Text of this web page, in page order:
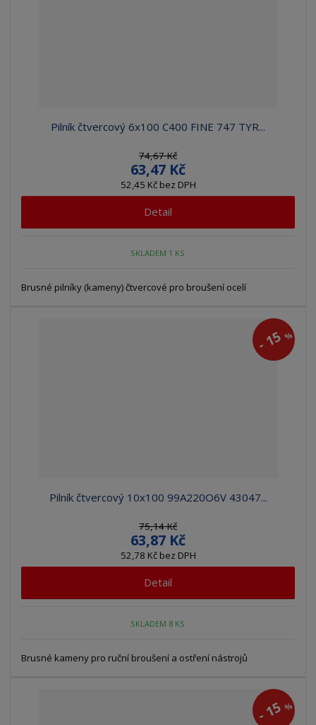
Pilník čtvercový 6x100 C400 FINE 747 TYR...
74,67 Kč
63,47 Kč
52,45 Kč bez DPH
Detail
SKLADEM 1 KS
Brusné pilníky (kameny) čtvercové pro broušení ocelí
-15%
Pilník čtvercový 10x100 99A220O6V 43047...
75,14 Kč
63,87 Kč
52,78 Kč bez DPH
Detail
SKLADEM 8 KS
Brusné kameny pro ruční broušení a ostření nástrojů
-15%